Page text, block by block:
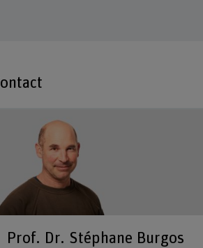
Prof. Dr. Stéphane Burgos